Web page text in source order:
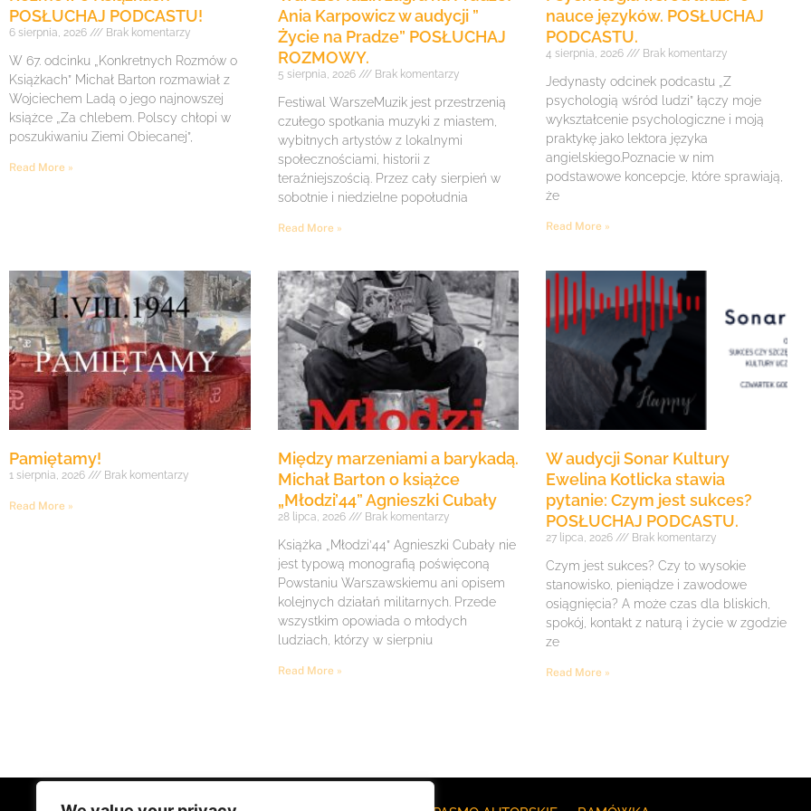
POSŁUCHAJ PODCASTU!
6 sierpnia, 2026 Brak komentarzy
W 67. odcinku „Konkretnych Rozmów o
Książkach” Michał Barton rozmawiał z
Wojciechem Ladą o jego najnowszej
książce „Za chlebem. Polscy chłopi w
poszukiwaniu Ziemi Obiecanej”,
Read More »
Ania Karpowicz w audycji ”
Życie na Pradze” POSŁUCHAJ
ROZMOWY.
5 sierpnia, 2026 Brak komentarzy
Festiwal WarszeMuzik jest przestrzenią
czułego spotkania muzyki z miastem,
wybitnych artystów z lokalnymi
społecznościami, historii z
teraźniejszością. Przez cały sierpień w
sobotnie i niedzielne popołudnia
Read More »
nauce języków. POSŁUCHAJ
PODCASTU.
4 sierpnia, 2026 Brak komentarzy
Jedynasty odcinek podcastu „Z
psychologią wśród ludzi” łączy moje
wykształcenie psychologiczne i moją
praktykę jako lektora języka
angielskiego.Poznacie w nim
podstawowe koncepcje, które sprawiają,
że
Read More »
Pamiętamy!
1 sierpnia, 2026 Brak komentarzy
Read More »
Między marzeniami a barykadą.
Michał Barton o książce
„Młodzi’44” Agnieszki Cubały
28 lipca, 2026 Brak komentarzy
Książka „Młodzi’44” Agnieszki Cubały nie
jest typową monografią poświęconą
Powstaniu Warszawskiemu ani opisem
kolejnych działań militarnych. Przede
wszystkim opowiada o młodych
ludziach, którzy w sierpniu
Read More »
W audycji Sonar Kultury
Ewelina Kotlicka stawia
pytanie: Czym jest sukces?
POSŁUCHAJ PODCASTU.
27 lipca, 2026 Brak komentarzy
Czym jest sukces? Czy to wysokie
stanowisko, pieniądze i zawodowe
osiągnięcia? A może czas dla bliskich,
spokój, kontakt z naturą i życie w zgodzie
ze
Read More »